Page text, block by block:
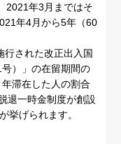
2021年3月まではそ
年4月から5年（60
行された改正出入国
）」の在留期間の
滞在した人の割合
退一時金制度が創設
挙げられます。